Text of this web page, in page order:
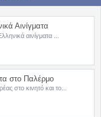
Αινίγματα
αινίγματα ...
στο Παλέρμο
στο κινητό και το...